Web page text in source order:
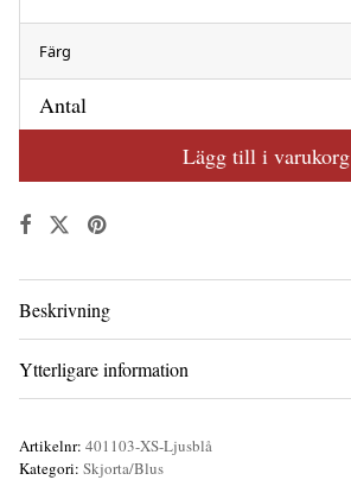
Färg
Antal
Lägg till i varukorg
Beskrivning
Ytterligare information
Artikelnr: 401103-XS-Ljusblå
Kategori: Skjorta/Blus